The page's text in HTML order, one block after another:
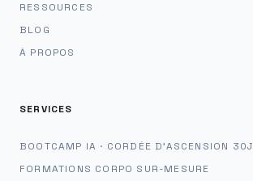
RESSOURCES
BLOG
À PROPOS
SERVICES
BOOTCAMP IA · CORDÉE D'ASCENSION 30J
FORMATIONS CORPO SUR-MESURE